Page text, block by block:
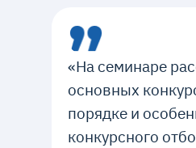
«На семинаре
основных
порядке и
конкурсного